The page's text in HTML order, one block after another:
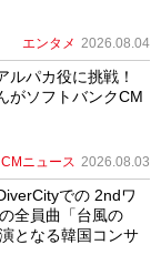
エンタメ 2026.08.04
ルパカ役に挑戦！
がソフトバンクCM
CMニュース 2026.08.03
での 2ndワ
全員曲「台風の
となる韓国コンサ